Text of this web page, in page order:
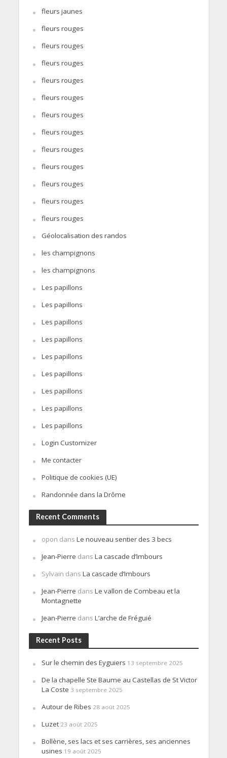
fleurs jaunes
fleurs rouges
fleurs rouges
fleurs rouges
fleurs rouges
fleurs rouges
fleurs rouges
fleurs rouges
fleurs rouges
fleurs rouges
fleurs rouges
fleurs rouges
fleurs rouges
Géolocalisation des randos
les champignons
les champignons
Les papillons
Les papillons
Les papillons
Les papillons
Les papillons
Les papillons
Les papillons
Les papillons
Les papillons
Login Customizer
Me contacter
Politique de cookies (UE)
Randonnée dans la Drôme
Recent Comments
opon dans Le nouveau sentier des 3 becs
Jean-Pierre dans La cascade d’Imbours
Sylvain dans La cascade d’Imbours
Jean-Pierre dans Le vallon de Combeau et la
Montagnette
Jean-Pierre dans L’arche de Fréguié
Recent Posts
Sur le chemin des Eyguiers 13 septembre 2025
De la chapelle Ste Baume au Castellas de St Victor
La Coste 3 septembre 2025
Autour de Ribes 28 août 2025
Luzet 23 août 2025
Bollène, ses lacs et ses carrières, ses anciennes
usines 19 août 2025